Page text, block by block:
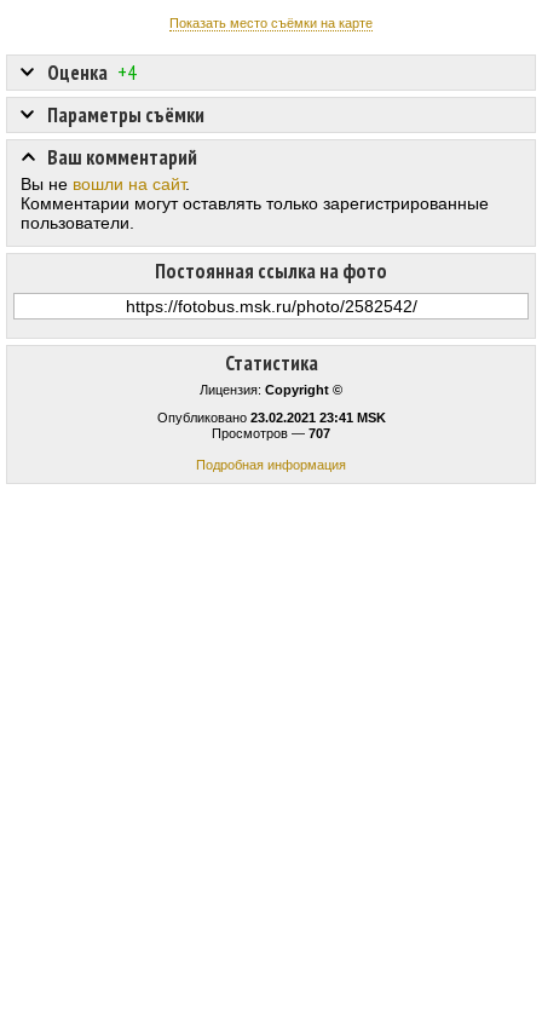
Показать место съёмки на карте
Статистика
Лицензия: Copyright ©
Опубликовано 23.02.2021 23:41 MSK
Просмотров — 707
Подробная информация
Оценка +4
Постоянная ссылка на фото
Параметры съёмки
Ваш комментарий
Вы не вошли на сайт.
Комментарии могут оставлять только зарегистрированные
пользователи.